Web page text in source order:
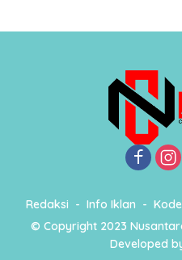
Redaksi Info Iklan
© Copyright 2023
Developed